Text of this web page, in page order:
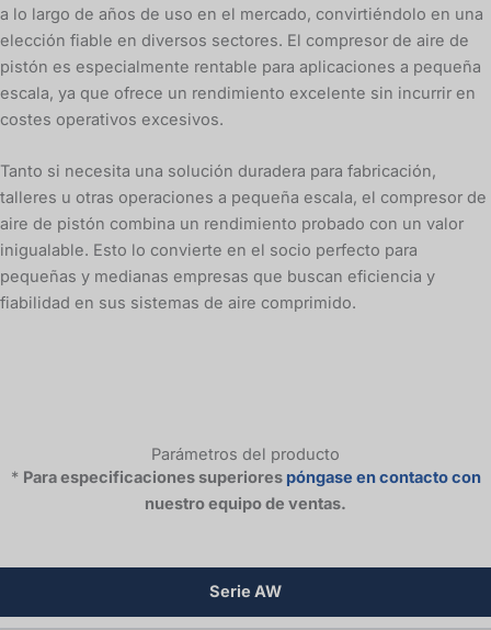
a lo largo de años de uso en el mercado, convirtiéndolo en una
elección fiable en diversos sectores. El compresor de aire de
pistón es especialmente rentable para aplicaciones a pequeña
escala, ya que ofrece un rendimiento excelente sin incurrir en
costes operativos excesivos.
Tanto si necesita una solución duradera para fabricación,
talleres u otras operaciones a pequeña escala, el compresor de
aire de pistón combina un rendimiento probado con un valor
inigualable. Esto lo convierte en el socio perfecto para
pequeñas y medianas empresas que buscan eficiencia y
fiabilidad en sus sistemas de aire comprimido.
Parámetros del producto
* Para especificaciones superiores póngase en contacto con
nuestro equipo de ventas.
Serie AW